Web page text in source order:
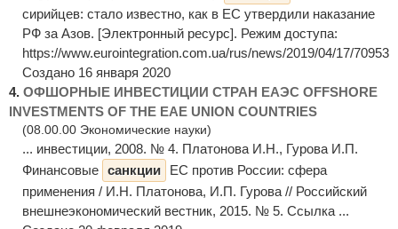
сирийцев: стало известно, как в ЕС утвердили наказание
РФ за Азов. [Электронный ресурс]. Режим доступа:
https://www.eurointegration.com.ua/rus/news/2019/04/17/
Создано 16 января 2020
4. ОФШОРНЫЕ ИНВЕСТИЦИИ СТРАН ЕАЭС OFFSHORE
INVESTMENTS OF THE EAE UNION COUNTRIES
(08.00.00 Экономические науки)
... инвестиции, 2008. № 4. Платонова И.Н., Гурова И.П.
Финансовые санкции
ЕС против России: сфера
применения / И.Н. Платонова, И.П. Гурова // Российский
внешнеэкономический вестник, 2015. № 5. Ссылка ...